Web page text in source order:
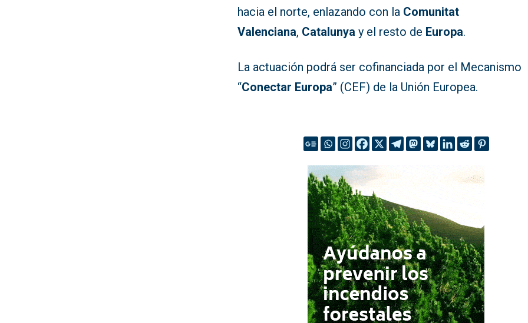
hacia el norte, enlazando con la Comunitat
Valenciana, Catalunya y el resto de Europa.
La actuación podrá ser cofinanciada por el Mecanismo
“Conectar Europa” (CEF) de la Unión Europea.